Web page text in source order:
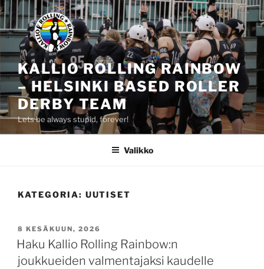
Siirry
sisältöön
KALLIO ROLLING RAINBOW
– HELSINKI BASED ROLLER
DERBY TEAM
Lets be always stupid, forever!
Valikko
KATEGORIA: UUTISET
JULKAISTU
8 KESÄKUUN, 2026
Haku Kallio Rolling Rainbow:n
joukkueiden valmentajaksi kaudelle